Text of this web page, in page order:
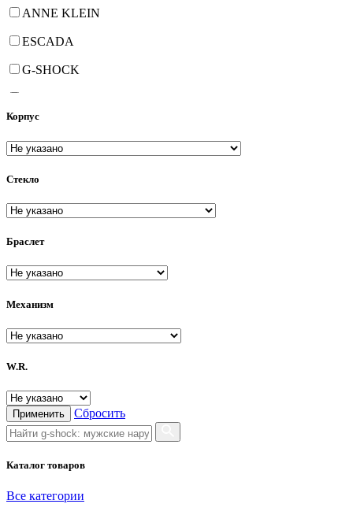
ANNE KLEIN
ESCADA
G-SHOCK
HANOWA
JOWISSA
PHILIP WATCH
PHILIPPE de CHERON
PIERRE LANNIER
PIERRE RICAUD
SKAGEN
SOKOLOV
VERSACE
VERSUS versace
Корпус
Стекло
Браслет
Механизм
W.R.
Применить Сбросить
Каталог товаров
Все категории